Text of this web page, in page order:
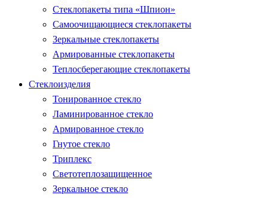
Стеклопакеты типа «Шпион»
Самоочищающиеся стеклопакеты
Зеркальные стеклопакеты
Армированные стеклопакеты
Теплосберегающие стеклопакеты
Стеклоизделия
Тонированное стекло
Ламинированное стекло
Армированное стекло
Гнутое стекло
Триплекс
Светотеплозащищенное
Зеркальное стекло